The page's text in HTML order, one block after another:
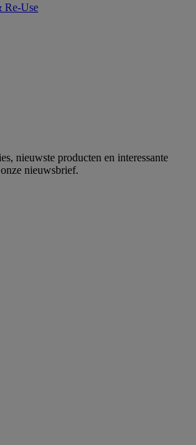
Re-Use
nieuwste producten en interessante
nieuwsbrief.